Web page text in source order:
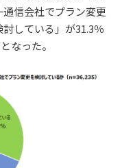
信会社でプラン変更
している」が31.3％
なった。